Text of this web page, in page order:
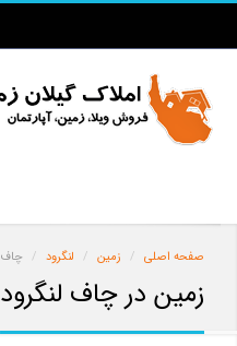
صفحه اصلی زمین لنگرود چاف
زمین در چاف لنگرود